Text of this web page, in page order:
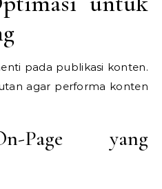
pada publikasi konten.
agar performa konten
Page yang